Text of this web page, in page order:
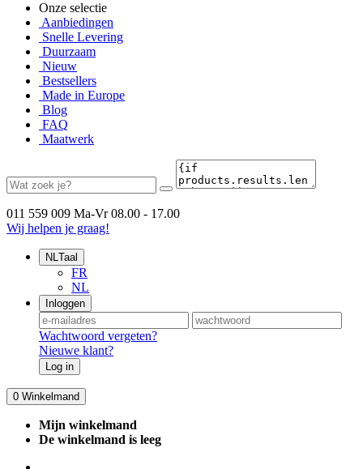
Onze selectie
Aanbiedingen
Snelle Levering
Duurzaam
Nieuw
Bestsellers
Made in Europe
Blog
FAQ
Maatwerk
011 559 009 Ma-Vr 08.00 - 17.00
Wij helpen je graag!
NLTaal
FR
NL
Inloggen
Wachtwoord vergeten?
Nieuwe klant?
Log in
0 Winkelmand
Mijn winkelmand
De winkelmand is leeg